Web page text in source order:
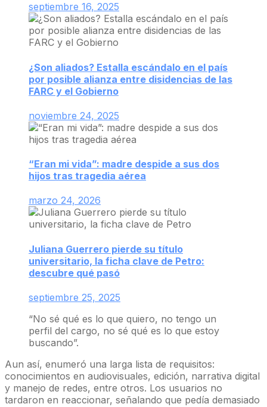
septiembre 16, 2025
¿Son aliados? Estalla escándalo en el país
por posible alianza entre disidencias de las
FARC y el Gobierno
noviembre 24, 2025
“Eran mi vida”: madre despide a sus dos
hijos tras tragedia aérea
marzo 24, 2026
Juliana Guerrero pierde su título
universitario, la ficha clave de Petro:
descubre qué pasó
septiembre 25, 2025
“No sé qué es lo que quiero, no tengo un
perfil del cargo, no sé qué es lo que estoy
buscando”.
Aun así, enumeró una larga lista de requisitos:
conocimientos en audiovisuales, edición, narrativa digital
y manejo de redes, entre otros. Los usuarios no
tardaron en reaccionar, señalando que pedía demasiado